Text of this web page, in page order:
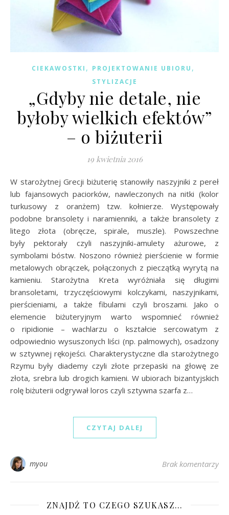
CIEKAWOSTKI , PROJEKTOWANIE UBIORU ,
STYLIZACJE
„Gdyby nie detale, nie
byłoby wielkich efektów”
– o biżuterii
19 kwietnia 2016
W starożytnej Grecji biżuterię stanowiły naszyjniki z pereł
lub fajansowych paciorków, nawleczonych na nitki (kolor
turkusowy z oranżem) tzw. kołnierze. Występowały
podobne bransolety i naramienniki, a także bransolety z
litego złota (obręcze, spirale, muszle). Powszechne
były pektorały czyli naszyjniki-amulety ażurowe, z
symbolami bóstw. Noszono również pierścienie w formie
metalowych obrączek, połączonych z pieczątką wyrytą na
kamieniu. Starożytna Kreta wyróżniała się długimi
bransoletami, trzyczęściowymi kolczykami, naszyjnikami,
pierścieniami, a także fibulami czyli broszami. Jako o
elemencie biżuteryjnym warto wspomnieć również
o ripidionie – wachlarzu o kształcie sercowatym z
odpowiednio wysuszonych liści (np. palmowych), osadzony
w sztywnej rękojeści. Charakterystyczne dla starożytnego
Rzymu były diademy czyli złote przepaski na głowę ze
złota, srebra lub drogich kamieni. W ubiorach bizantyjskich
rolę biżuterii odgrywał loros czyli sztywna szarfa z…
CZYTAJ DALEJ
myou Brak komentarzy
ZNAJDŹ TO CZEGO SZUKASZ…